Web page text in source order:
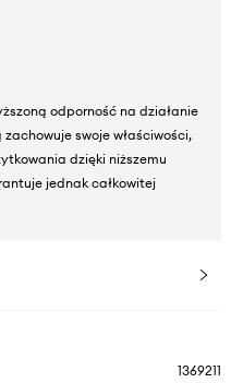
odporność na działanie
swoje właściwości,
dzięki niższemu
jednak całkowitej
1369211